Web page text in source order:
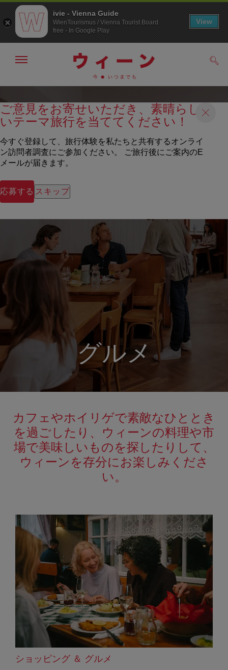
ュ
ー
ペ
ー
の
ト
ッ
へ
メ
の
表
示・
表
示
ご意見をお寄せいただき、素晴らし
いテーマ旅行を当ててください！
今すぐ登録して、旅行体験を私たちと共有するオンライ
ン訪問者調査にご参加ください。 ご旅行後にご案内のE
メールが届きます。
応募する スキップ
グルメ
カフェやホイリゲで素敵なひととき
を過ごしたり、ウィーンの料理や市
場で美味しいものを探したりして、
ウィーンを存分にお楽しみくださ
い。
ショッピング ＆ グルメ
ivie - Vienna Guide
WienTourismus / Vienna Tourist Board
free - In Google Play
View